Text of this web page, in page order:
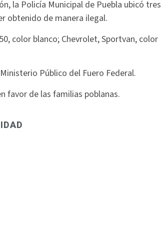
la Policía Municipal de Puebla ubicó tres
obtenido de manera ilegal.
color blanco; Chevrolet, Sportvan, color
Público del Fuero Federal.
favor de las familias poblanas.